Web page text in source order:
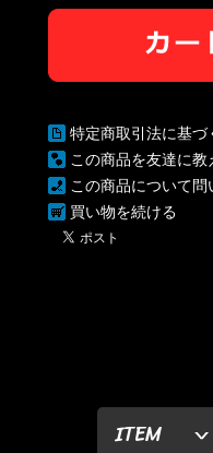
ITEM
特定商取引法に基づ
この商品を友達に教
この商品について問
買い物を続ける